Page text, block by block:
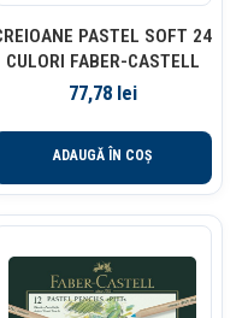
PASTEL SOFT 24
CULORI FABER-CASTELL
77,78 lei
ADAUGĂ ÎN COȘ